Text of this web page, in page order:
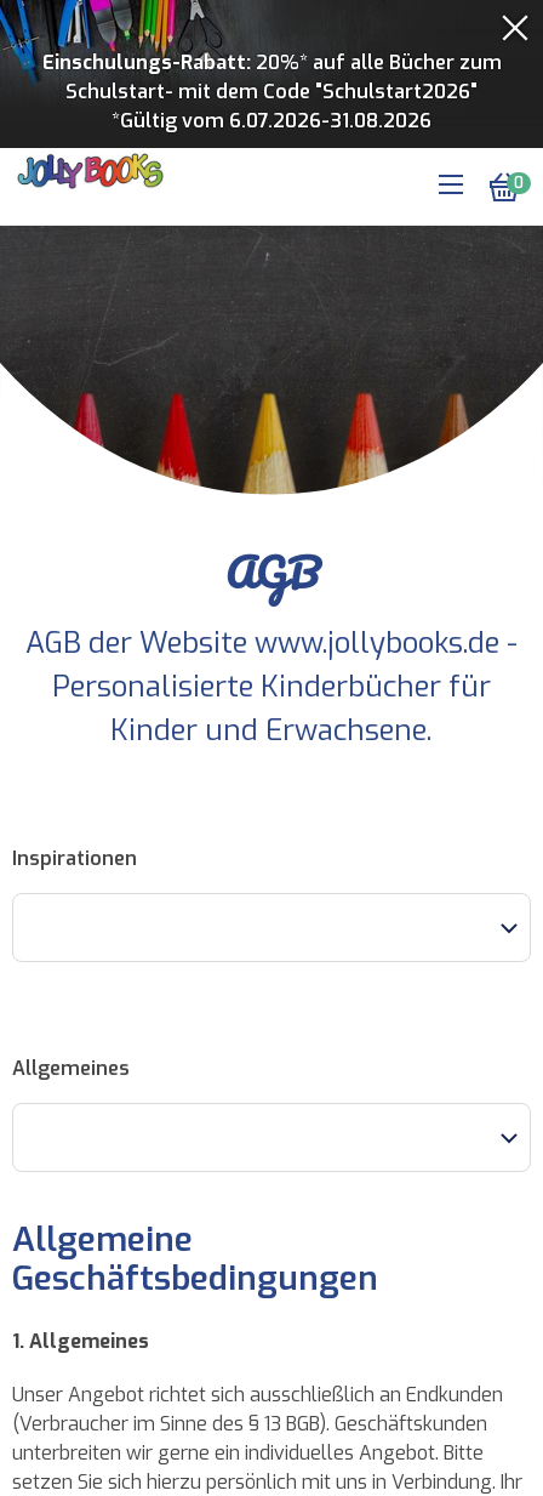
0
Einschulungs-Rabatt:20%* auf alle Bücher zum
Schulstart- mit dem Code "Schulstart2026"
*Gültig vom 6.07.2026-31.08.2026
AGB
AGB der Website www.jollybooks.de -
Personalisierte Kinderbücher für
Kinder und Erwachsene.
Inspirationen
Allgemeines
Allgemeine
Geschäftsbedingungen
1. Allgemeines
Unser Angebot richtet sich ausschließlich an Endkunden
(Verbraucher im Sinne des § 13 BGB). Geschäftskunden
unterbreiten wir gerne ein individuelles Angebot. Bitte
setzen Sie sich hierzu persönlich mit uns in Verbindung. Ihr